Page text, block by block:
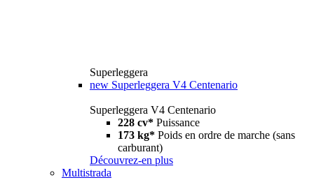
Superleggera
new Superleggera V4 Centenario
Superleggera V4 Centenario
228 cv* Puissance
173 kg* Poids en ordre de marche (sans
carburant)
Découvrez-en plus
Multistrada